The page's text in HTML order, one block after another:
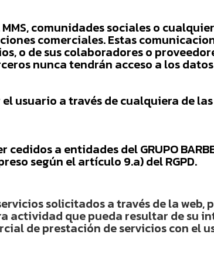
comunidades sociales o
comerciales. Estas
o de sus colaboradores o
nunca tendrán acceso a los
usuario a través de cualquiera de
a entidades del GRUPO
según el artículo 9.a) del RGPD.
solicitados a través de la web,
que pueda resultar de su
de prestación de servicios con el